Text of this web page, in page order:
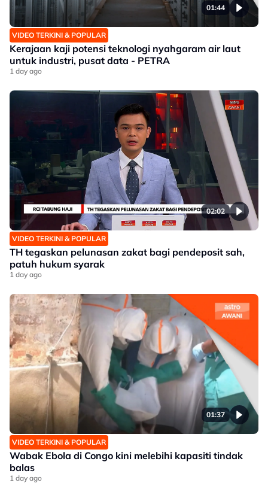
01:44
VIDEO TERKINI & POPULAR
Kerajaan kaji potensi teknologi nyahgaram air laut
untuk industri, pusat data - PETRA
1 day ago
02:02
VIDEO TERKINI & POPULAR
TH tegaskan pelunasan zakat bagi pendeposit sah,
patuh hukum syarak
1 day ago
01:37
VIDEO TERKINI & POPULAR
Wabak Ebola di Congo kini melebihi kapasiti tindak
balas
1 day ago